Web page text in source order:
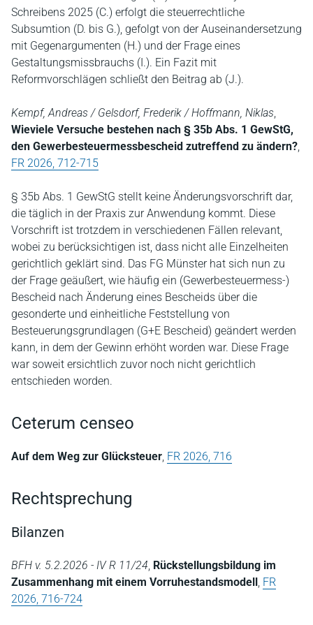
Schreibens 2025 (C.) erfolgt die steuerrechtliche
Subsumtion (D. bis G.), gefolgt von der Auseinandersetzung
mit Gegenargumenten (H.) und der Frage eines
Gestaltungsmissbrauchs (I.). Ein Fazit mit
Reformvorschlägen schließt den Beitrag ab (J.).
Kempf, Andreas / Gelsdorf, Frederik / Hoffmann, Niklas,
Wieviele Versuche bestehen nach § 35b Abs. 1 GewStG,
den Gewerbesteuermessbescheid zutreffend zu ändern?,
FR 2026, 712-715
§ 35b Abs. 1 GewStG stellt keine Änderungsvorschrift dar,
die täglich in der Praxis zur Anwendung kommt. Diese
Vorschrift ist trotzdem in verschiedenen Fällen relevant,
wobei zu berücksichtigen ist, dass nicht alle Einzelheiten
gerichtlich geklärt sind. Das FG Münster hat sich nun zu
der Frage geäußert, wie häufig ein (Gewerbesteuermess-)
Bescheid nach Änderung eines Bescheids über die
gesonderte und einheitliche Feststellung von
Besteuerungsgrundlagen (G+E Bescheid) geändert werden
kann, in dem der Gewinn erhöht worden war. Diese Frage
war soweit ersichtlich zuvor noch nicht gerichtlich
entschieden worden.
Ceterum censeo
Auf dem Weg zur Glücksteuer, FR 2026, 716
Rechtsprechung
Bilanzen
BFH v. 5.2.2026 - IV R 11/24, Rückstellungsbildung im
Zusammenhang mit einem Vorruhestandsmodell , FR
2026, 716-724